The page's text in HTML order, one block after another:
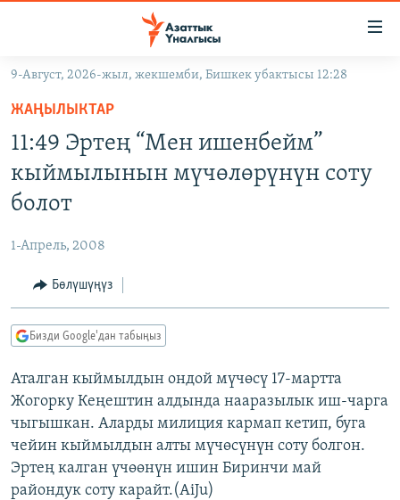
Навигацияга
өтүңүз
салыңызКЫРГЫЗСТАН
МАДАНИЯТ
УКРАИНА
ТВ ПРОГРАММАЛАР
БҮГҮН АЗАТТЫКТА
ДАНИСТЕ
ЭЖЕ-СИҢДИЛЕР
АЗАТТЫК+
ЫҢГАЙСЫЗ СУРООЛОР
ПОДКАСТ
ОНЛАЙН ШЕРИНЕ
9-Август, 2026-жыл, жекшемби, Бишкек убактысы 12:28
ЖАҢЫЛЫКТАР
11:49 Эртең “Мен ишенбейм”
кыймылынын мүчөлөрүнүн соту
болот
1-Апрель, 2008
Бөлүшүңүз
Бизди Google'дан табыңыз
Аталган кыймылдын ондой мүчөсү 17-мартта
Жогорку Кеңештин алдында нааразылык иш-чарга
чыгышкан. Аларды милиция кармап кетип, буга
чейин кыймылдын алты мүчөсүнүн соту болгон.
Эртең калган үчөөнүн ишин Биринчи май
райондук соту карайт.(AiJu)